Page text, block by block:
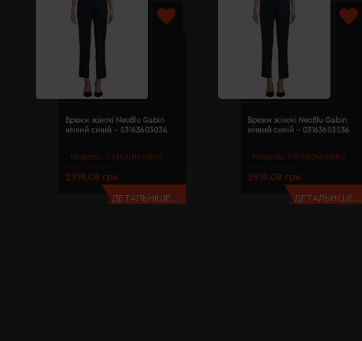
Модель: 03163(NeoBlu)
Брюки жіночі NeoBlu Gabin
нічний синій - 03163603034
2919.08 грн
ДЕТАЛЬНІШЕ...
Модель: 03163(NeoBlu)
Брюки жіночі NeoBlu Gabin
нічний синій - 03163603036
2919.08 грн
ДЕТАЛЬНІШЕ...